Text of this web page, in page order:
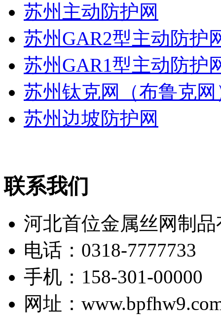
苏州主动防护网
苏州GAR2型主动防护
苏州GAR1型主动防护
苏州钛克网（布鲁克网
苏州边坡防护网
联系我们
河北首位金属丝网制
电话：0318-7777733
手机：158-301-00000
网址：